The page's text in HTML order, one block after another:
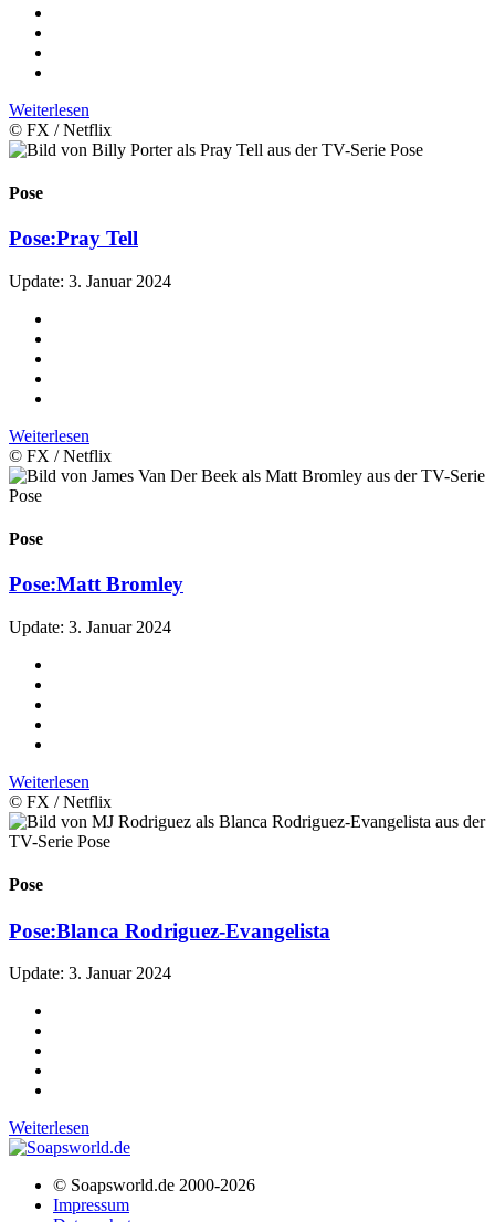
Weiterlesen
© FX / Netflix
Pose
Pose:Pray Tell
Update: 3. Januar 2024
Weiterlesen
© FX / Netflix
Pose
Pose:Matt Bromley
Update: 3. Januar 2024
Weiterlesen
© FX / Netflix
Pose
Pose:Blanca Rodriguez-Evangelista
Update: 3. Januar 2024
Weiterlesen
© Soapsworld.de 2000-2026
Impressum